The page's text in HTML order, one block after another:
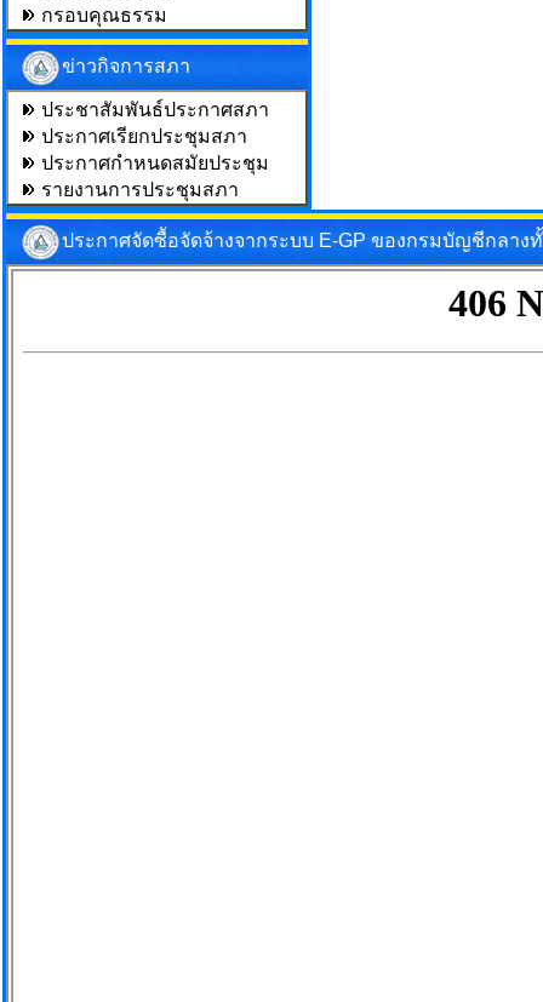
กรอบคุณธรรม
ข่าวกิจการสภา
ประชาสัมพันธ์ประกาศสภา
ประกาศเรียกประชุมสภา
ประกาศกำหนดสมัยประชุม
รายงานการประชุมสภา
ประกาศจัดซื้อจัดจ้างจากระบบ E-GP ของกรมบัญชีกลาง